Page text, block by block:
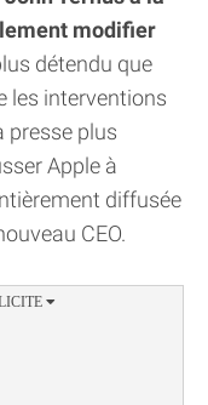
modifier
détendu que
les interventions
presse plus
Apple à
diffusée
CEO.